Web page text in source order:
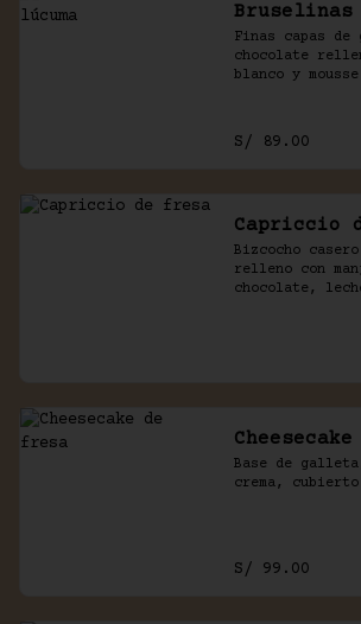
Bruselinas
Finas capas
chocolate
blanco y
S/ 89.00
Capriccio
Bizcocho
relleno con
chocolate,
Base de
crema,
S/ 99.00